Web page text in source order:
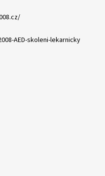
AED-skoleni-lekarnicky